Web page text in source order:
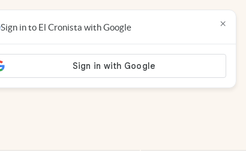
Sign in to El Cronista with Google ×